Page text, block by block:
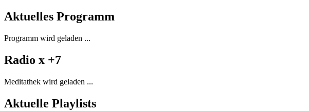
Aktuelles Programm
Programm wird geladen ...
Radio x +7
Meditathek wird geladen ...
Aktuelle Playlists